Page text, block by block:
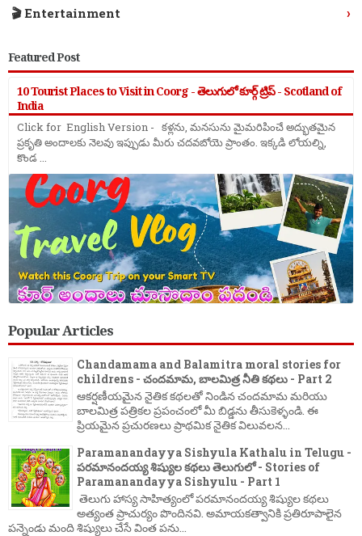
🎬 Entertainment ›
Featured Post
10 Tourist Places to Visit in Coorg - తెలుగులో కూర్గ్ ట్రిప్ - Scotland of
India
Click for English Version - కళ్లను, మనసును మైమరిపించే అద్భుతమైన
ప్రకృతి అందాలకు నెలవు ఇప్పుడు మీరు చదవబోయె ప్రాంతం. ఇక్కడి లోయల్ని,
కొండ ...
Popular Articles
Chandamama and Balamitra moral stories for
childrens - చందమామ, బాలమిత్ర నీతి కథలు - Part 2
ఆకర్షణీయమైన నైతిక కథలతో నిండిన చందమామ మరియు
బాలమిత్ర పత్రికల ప్రపంచంలో మీ బిడ్డను తీసుకెళ్ళండి. ఈ
ప్రియమైన ప్రచురణలు ప్రాథమిక నైతిక విలువలన...
Paramanandayya Sishyula Kathalu in Telugu -
పరమానందయ్య శిష్యుల కథలు తెలుగులో - Stories of
Paramanandayya Sishyulu - Part 1
తెలుగు హాస్య సాహిత్యంలో పరమానందయ్య శిష్యుల కథలు
అత్యంత ప్రాచుర్యం పొందినవి. అమాయకత్వానికి ప్రతిరూపాలైన
పన్నెండు మంది శిష్యులు చేసే వింత పను...